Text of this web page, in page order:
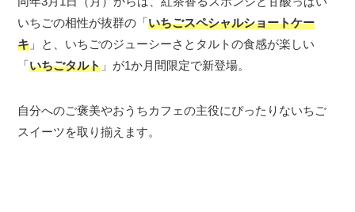
いちごの相性が抜群の「いちごスペシャルショートケー
キ 」と、いちごのジューシーさとタルトの食感が楽しい
「いちごタルト 」が1か月間限定で新登場。
自分へのご褒美やおうちカフェの主役にぴったりないちご
スイーツを取り揃えます。